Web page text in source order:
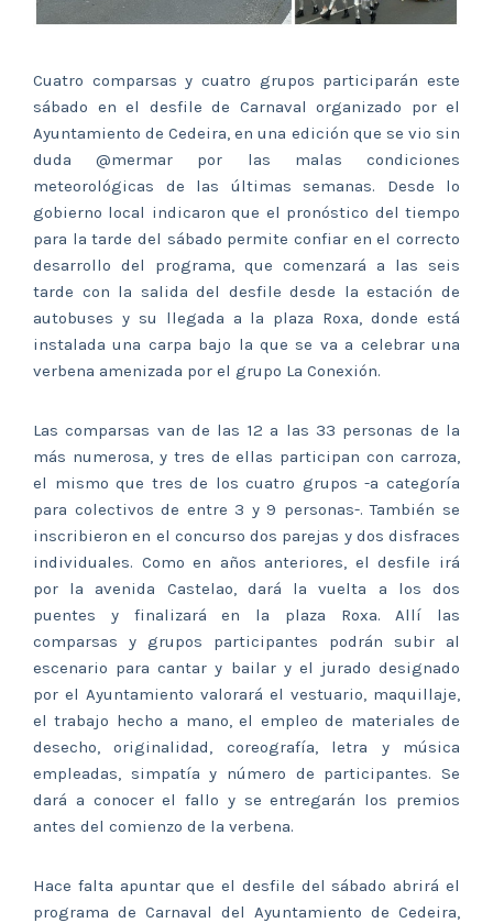
Cuatro comparsas y cuatro grupos participarán este
sábado en el desfile de Carnaval organizado por el
Ayuntamiento de Cedeira, en una edición que se vio sin
duda @mermar por las malas condiciones
meteorológicas de las últimas semanas. Desde lo
gobierno local indicaron que el pronóstico del tiempo
para la tarde del sábado permite confiar en el correcto
desarrollo del programa, que comenzará a las seis
tarde con la salida del desfile desde la estación de
autobuses y su llegada a la plaza Roxa, donde está
instalada una carpa bajo la que se va a celebrar una
verbena amenizada por el grupo La Conexión.
Las comparsas van de las 12 a las 33 personas de la
más numerosa, y tres de ellas participan con carroza,
el mismo que tres de los cuatro grupos -a categoría
para colectivos de entre 3 y 9 personas-. También se
inscribieron en el concurso dos parejas y dos disfraces
individuales. Como en años anteriores, el desfile irá
por la avenida Castelao, dará la vuelta a los dos
puentes y finalizará en la plaza Roxa. Allí las
comparsas y grupos participantes podrán subir al
escenario para cantar y bailar y el jurado designado
por el Ayuntamiento valorará el vestuario, maquillaje,
el trabajo hecho a mano, el empleo de materiales de
desecho, originalidad, coreografía, letra y música
empleadas, simpatía y número de participantes. Se
dará a conocer el fallo y se entregarán los premios
antes del comienzo de la verbena.
Hace falta apuntar que el desfile del sábado abrirá el
programa de Carnaval del Ayuntamiento de Cedeira,